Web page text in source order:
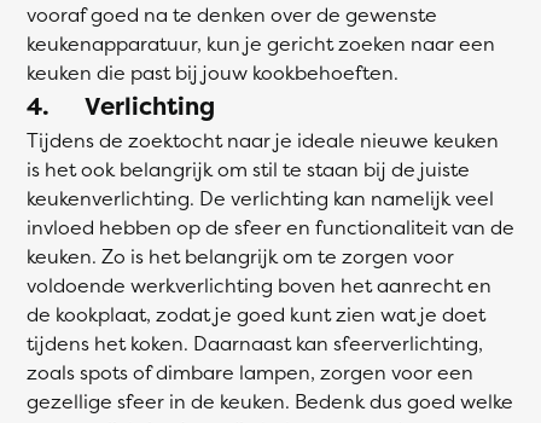
vooraf goed na te denken over de gewenste
keukenapparatuur, kun je gericht zoeken naar een
keuken die past bij jouw kookbehoeften.
4. Verlichting
Tijdens de zoektocht naar je ideale nieuwe keuken
is het ook belangrijk om stil te staan bij de juiste
keukenverlichting. De verlichting kan namelijk veel
invloed hebben op de sfeer en functionaliteit van de
keuken. Zo is het belangrijk om te zorgen voor
voldoende werkverlichting boven het aanrecht en
de kookplaat, zodat je goed kunt zien wat je doet
tijdens het koken. Daarnaast kan sfeerverlichting,
zoals spots of dimbare lampen, zorgen voor een
gezellige sfeer in de keuken. Bedenk dus goed welke